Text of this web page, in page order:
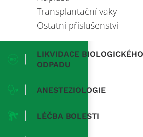
Transplantační vaky
Ostatní příslušenství
LIKVIDACE BIOLOGICKÉHO
ODPADU
ANESTEZIOLOGIE
LÉČBA BOLESTI